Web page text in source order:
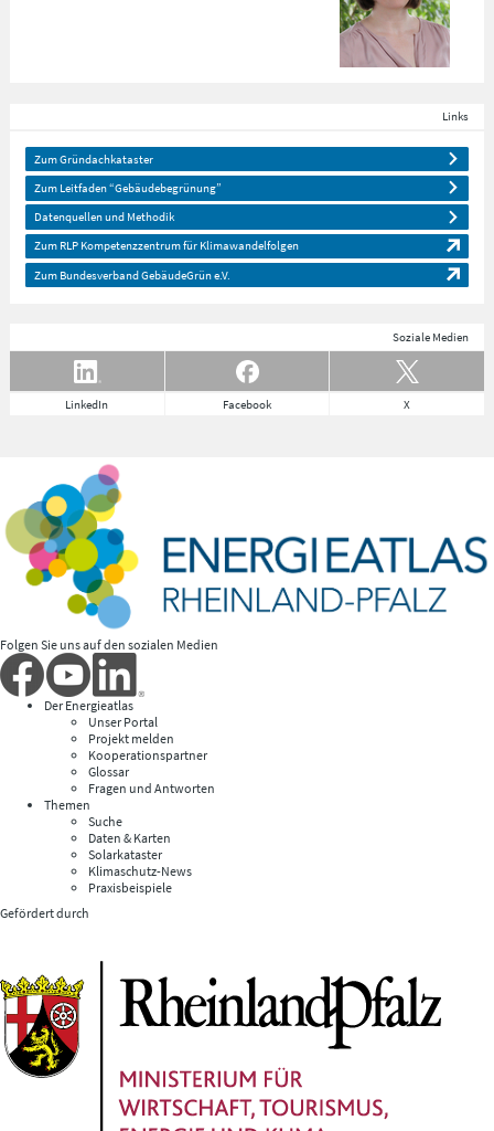
Links
Zum Gründachkataster
Zum Leitfaden “Gebäudebegrünung”
Datenquellen und Methodik
Zum RLP Kompetenzzentrum für Klimawandelfolgen
Zum Bundesverband GebäudeGrün e.V.
Soziale Medien
LinkedIn Facebook X
Folgen Sie uns auf den sozialen Medien
Der Energieatlas
Unser Portal
Projekt melden
Kooperationspartner
Glossar
Fragen und Antworten
Themen
Suche
Daten & Karten
Solarkataster
Klimaschutz-News
Praxisbeispiele
Gefördert durch